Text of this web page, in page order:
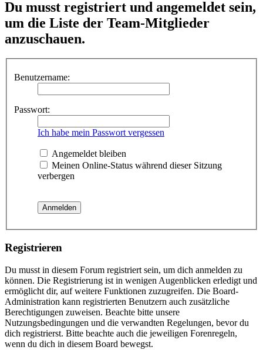
Du musst registriert und angemeldet sein,
um die Liste der Team-Mitglieder
anzuschauen.
Benutzername:
Passwort:
Ich habe mein Passwort vergessen
Angemeldet bleiben
Meinen Online-Status während dieser Sitzung
verbergen
Registrieren
Du musst in diesem Forum registriert sein, um dich anmelden zu
können. Die Registrierung ist in wenigen Augenblicken erledigt und
ermöglicht dir, auf weitere Funktionen zuzugreifen. Die Board-
Administration kann registrierten Benutzern auch zusätzliche
Berechtigungen zuweisen. Beachte bitte unsere
Nutzungsbedingungen und die verwandten Regelungen, bevor du
dich registrierst. Bitte beachte auch die jeweiligen Forenregeln,
wenn du dich in diesem Board bewegst.